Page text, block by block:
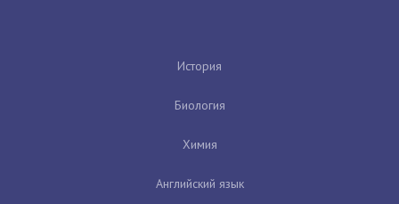
История
Биология
Химия
Английский язык